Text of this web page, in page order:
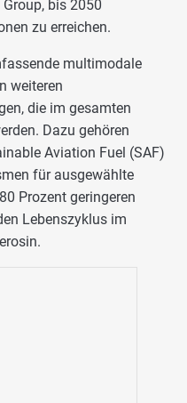
bis 2050
zu erreichen.
multimodale
weiteren
die im gesamten
Dazu gehören
Aviation Fuel (SAF)
für ausgewählte
Prozent geringeren
Lebenszyklus im